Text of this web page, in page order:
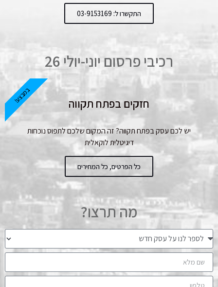
התקשרו ל: 03-9153169
רכיבי פרסום יוני-יולי 26
חזקים בפתח תקווה
יש לכם עסק בפתח תקווה? זה המקום שלכם לתפוס נוכחות
דיגיטלית לוקאלית
כל הפרטים, כל המחירים
במבצע!
מה תרצו?